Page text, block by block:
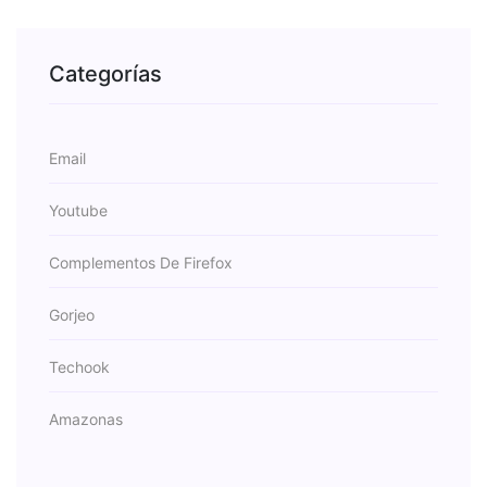
Categorías
Email
Youtube
Complementos De Firefox
Gorjeo
Techook
Amazonas